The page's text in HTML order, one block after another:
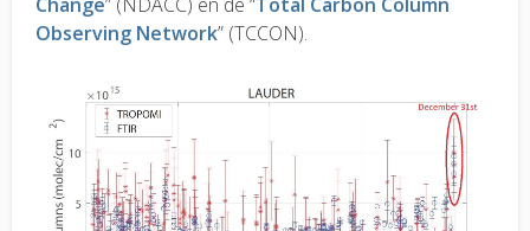
Observing Network” (TCCON).